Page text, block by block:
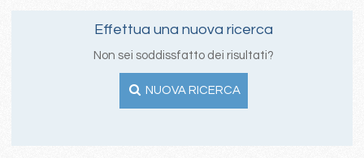
Effettua una nuova ricerca
Non sei soddissfatto dei risultati?
NUOVA RICERCA